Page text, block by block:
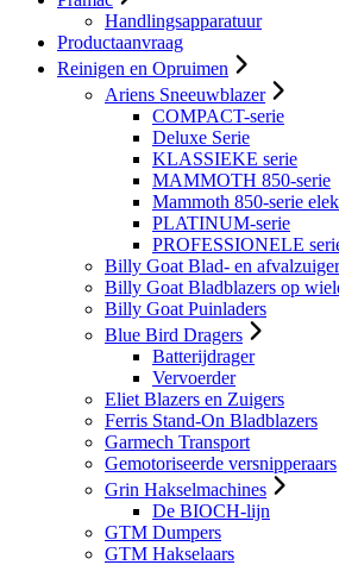
Handlingsapparatuur
Productaanvraag
Reinigen en Opruimen
Ariens Sneeuwblazer
COMPACT-serie
Deluxe Serie
KLASSIEKE serie
MAMMOTH 850-serie
Mammoth 850-serie
PLATINUM-serie
PROFESSIONELE
Billy Goat Blad- en
Billy Goat Bladblazers op
Billy Goat Puinladers
Blue Bird Dragers
Batterijdrager
Vervoerder
Eliet Blazers en Zuigers
Ferris Stand-On Bladblazers
Garmech Transport
Gemotoriseerde versnipperaars
Grin Hakselmachines
De BIOCH-lijn
GTM Dumpers
GTM Hakselaars